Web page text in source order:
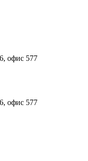
офис 577
офис 577